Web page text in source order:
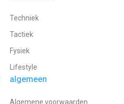
Techniek
Tactiek
Fysiek
Lifestyle
algemeen
Algemene voorwaarden